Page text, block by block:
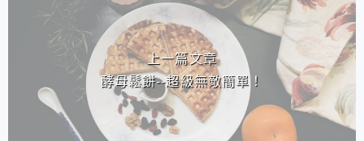
相連文章
上一篇文章
酵母鬆餅--超級無敵簡單！